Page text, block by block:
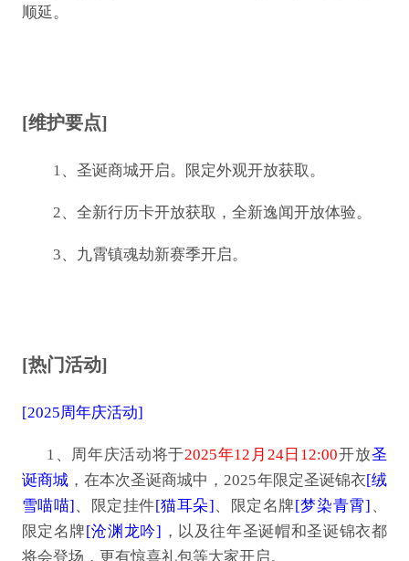
顺延。
[维护要点]
1、圣诞商城开启。限定外观开放获取。
2、全新行历卡开放获取，全新逸闻开放体验。
3、九霄镇魂劫新赛季开启。
[热门活动]
[2025周年庆活动]
1、周年庆活动将于2025年12月24日12:00开放圣
诞商城，在本次圣诞商城中，2025年限定圣诞锦衣[绒
雪喵喵] 、限定挂件[猫耳朵] 、限定名牌 [梦染青霄] 、
限定名牌 [沧渊龙吟] ，以及往年圣诞帽和圣诞锦衣都
将会登场，更有惊喜礼包等大家开启。